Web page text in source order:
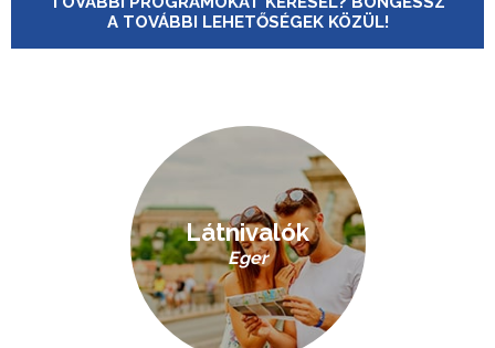
A TOVÁBBI LEHETŐSÉGEK KÖZÜL!
Látnivalók
Eger